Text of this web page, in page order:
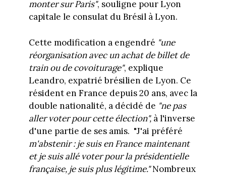
monter sur Paris", souligne pour Lyon
capitale le consulat du Brésil à Lyon.
Cette modification a engendré "une
réorganisation avec un achat de billet de
train ou de covoiturage", explique
Leandro, expatrié brésilien de Lyon. Ce
résident en France depuis 20 ans, avec la
double nationalité, a décidé de "ne pas
aller voter pour cette élection",à l'inverse
d'une partie de ses amis. "J'ai préféré
m'abstenir : je suis en France maintenant
et je suis allé voter pour la présidentielle
française, je suis plus légitime."Nombreux